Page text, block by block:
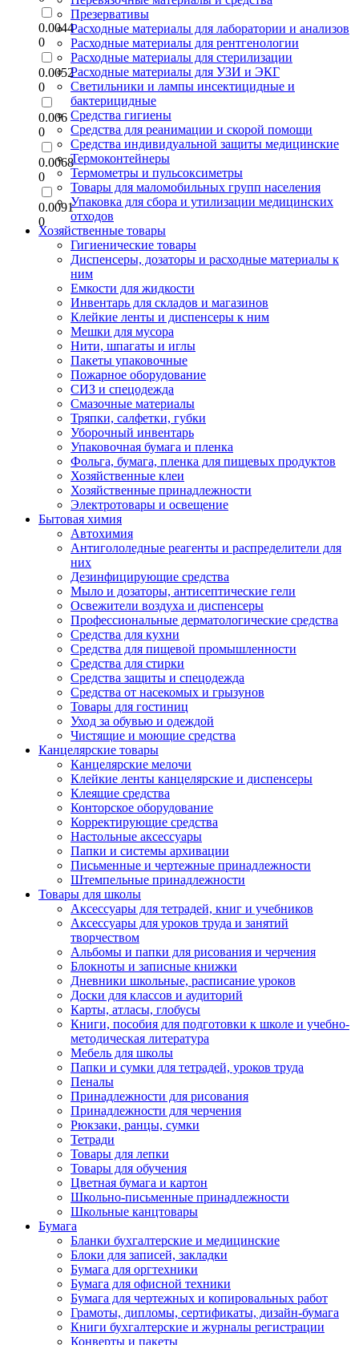
0.0044
0
0.0052
0
0.006
0
0.0068
0
0.0091
0
Презервативы
Расходные материалы для лаборатории и анализов
Расходные материалы для рентгенологии
Расходные материалы для стерилизации
Расходные материалы для УЗИ и ЭКГ
Светильники и лампы инсектицидные и
бактерицидные
Средства гигиены
Средства для реанимации и скорой помощи
Средства индивидуальной защиты медицинские
Термоконтейнеры
Термометры и пульсоксиметры
Товары для маломобильных групп населения
Упаковка для сбора и утилизации медицинских
отходов
Хозяйственные товары
Гигиенические товары
Диспенсеры, дозаторы и расходные материалы к
ним
Емкости для жидкости
Инвентарь для складов и магазинов
Клейкие ленты и диспенсеры к ним
Мешки для мусора
Нити, шпагаты и иглы
Пакеты упаковочные
Пожарное оборудование
СИЗ и спецодежда
Смазочные материалы
Тряпки, салфетки, губки
Уборочный инвентарь
Упаковочная бумага и пленка
Фольга, бумага, пленка для пищевых продуктов
Хозяйственные клеи
Хозяйственные принадлежности
Электротовары и освещение
Бытовая химия
Автохимия
Антигололедные реагенты и распределители для
них
Дезинфицирующие средства
Мыло и дозаторы, антисептические гели
Освежители воздуха и диспенсеры
Профессиональные дерматологические средства
Средства для кухни
Средства для пищевой промышленности
Средства для стирки
Средства защиты и спецодежда
Средства от насекомых и грызунов
Товары для гостиниц
Уход за обувью и одеждой
Чистящие и моющие средства
Канцелярские товары
Канцелярские мелочи
Клейкие ленты канцелярские и диспенсеры
Клеящие средства
Конторское оборудование
Корректирующие средства
Настольные аксессуары
Папки и системы архивации
Письменные и чертежные принадлежности
Штемпельные принадлежности
Товары для школы
Аксессуары для тетрадей, книг и учебников
Аксессуары для уроков труда и занятий
творчеством
Альбомы и папки для рисования и черчения
Блокноты и записные книжки
Дневники школьные, расписание уроков
Доски для классов и аудиторий
Карты, атласы, глобусы
Книги, пособия для подготовки к школе и учебно-
методическая литература
Мебель для школы
Папки и сумки для тетрадей, уроков труда
Пеналы
Принадлежности для рисования
Принадлежности для черчения
Рюкзаки, ранцы, сумки
Тетради
Товары для лепки
Товары для обучения
Цветная бумага и картон
Школьно-письменные принадлежности
Школьные канцтовары
Бумага
Бланки бухгалтерские и медицинские
Блоки для записей, закладки
Бумага для оргтехники
Бумага для офисной техники
Бумага для чертежных и копировальных работ
Грамоты, дипломы, сертификаты, дизайн-бумага
Книги бухгалтерские и журналы регистрации
Конверты и пакеты